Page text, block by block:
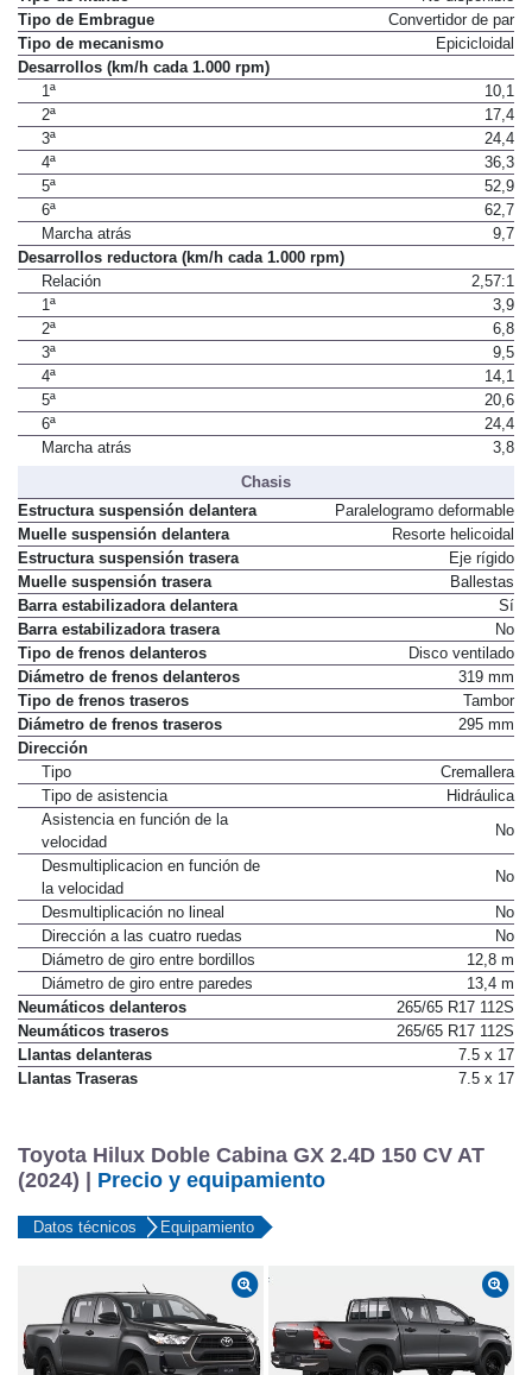
Tipo de Embrague
Convertidor de par
Tipo de mecanismo
Epicicloidal
Desarrollos (km/h cada 1.000 rpm)
1ª
10,1
2ª
17,4
3ª
24,4
4ª
36,3
5ª
52,9
6ª
62,7
Marcha atrás
9,7
Desarrollos reductora (km/h cada 1.000 rpm)
Relación
2,57:1
1ª
3,9
2ª
6,8
3ª
9,5
4ª
14,1
5ª
20,6
6ª
24,4
Marcha atrás
3,8
Chasis
Estructura suspensión delantera
Paralelogramo deformable
Muelle suspensión delantera
Resorte helicoidal
Estructura suspensión trasera
Eje rígido
Muelle suspensión trasera
Ballestas
Barra estabilizadora delantera
Sí
Barra estabilizadora trasera
No
Tipo de frenos delanteros
Disco ventilado
Diámetro de frenos delanteros
319 mm
Tipo de frenos traseros
Tambor
Diámetro de frenos traseros
295 mm
Dirección
Tipo
Cremallera
Tipo de asistencia
Hidráulica
Asistencia en función de la
velocidad
No
Desmultiplicacion en función de
la velocidad
No
Desmultiplicación no lineal
No
Dirección a las cuatro ruedas
No
Diámetro de giro entre bordillos
12,8 m
Diámetro de giro entre paredes
13,4 m
Neumáticos delanteros
265/65 R17 112S
Neumáticos traseros
265/65 R17 112S
Llantas delanteras
7.5 x 17
Llantas Traseras
7.5 x 17
Toyota Hilux Doble Cabina GX 2.4D 150 CV AT
(2024) | Precio y equipamiento
Datos técnicos Equipamiento